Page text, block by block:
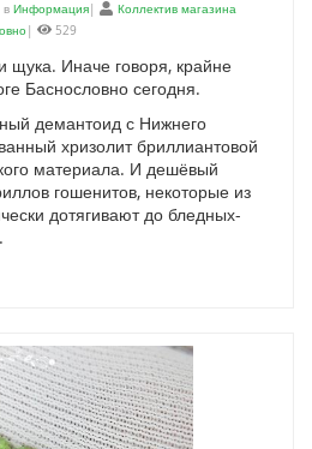
в Информация|
Коллектив магазина
| 529
щука. Иначе говоря, крайне
Баснословно сегодня.
демантоид с Нижнего
хризолит бриллиантовой
материала. И дешёвый
гошенитов, некоторые из
дотягивают до бледных-